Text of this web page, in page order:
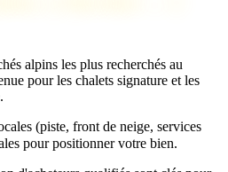
alpins les plus recherchés au
pour les chalets signature et les
(piste, front de neige, services
pour positionner votre bien.